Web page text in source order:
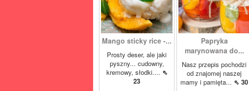
Mango sticky rice -...
Prosty deser, ale jaki
pyszny... cudowny,
kremowy, słodki.... ⇖
23
Papryka
marynowana do...
Nasz przepis pochodzi
od znajomej naszej
mamy i pamięta... ⇖ 30